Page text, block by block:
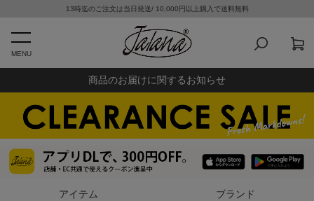
13時迄のご注文は当日発送/ 10,000円以上購入で送料無料
MENU
商品のお届けに関するお知らせ
アイテム ブランド